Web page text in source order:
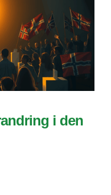
i den